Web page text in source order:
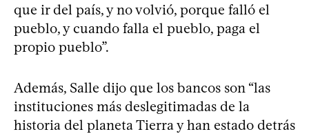
que ir del país, y no volvió, porque falló el
pueblo, y cuando falla el pueblo, paga el
propio pueblo”.
Además, Salle dijo que los bancos son “las
instituciones más deslegitimadas de la
historia del planeta Tierra y han estado detrás